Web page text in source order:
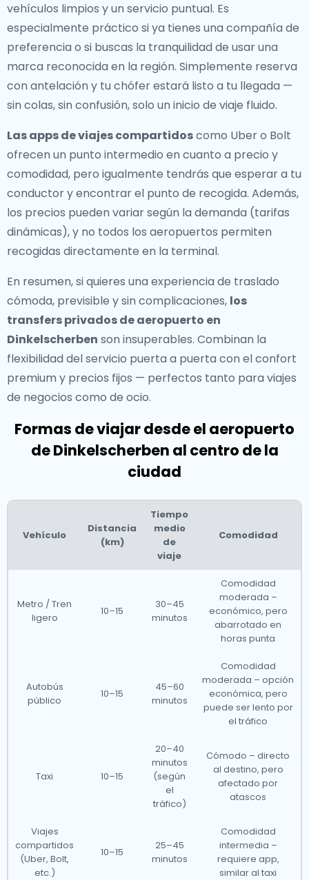
vehículos limpios y un servicio puntual. Es
especialmente práctico si ya tienes una compañía de
preferencia o si buscas la tranquilidad de usar una
marca reconocida en la región. Simplemente reserva
con antelación y tu chófer estará listo a tu llegada —
sin colas, sin confusión, solo un inicio de viaje fluido.
Las apps de viajes compartidoscomo Uber o Bolt
ofrecen un punto intermedio en cuanto a precio y
comodidad, pero igualmente tendrás que esperar a tu
conductor y encontrar el punto de recogida. Además,
los precios pueden variar según la demanda (tarifas
dinámicas), y no todos los aeropuertos permiten
recogidas directamente en la terminal.
En resumen, si quieres una experiencia de traslado
cómoda, previsible y sin complicaciones, los
transfers privados de aeropuerto en
Dinkelscherben son insuperables. Combinan la
flexibilidad del servicio puerta a puerta con el confort
premium y precios fijos — perfectos tanto para viajes
de negocios como de ocio.
Formas de viajar desde el aeropuerto
de Dinkelscherben al centro de la
ciudad
Vehículo
Distancia
(km)
Tiempo
medio
de
viaje
Comodidad
Metro / Tren
ligero
10–15
30–45
minutos
Comodidad
moderada –
económico, pero
abarrotado en
horas punta
Autobús
público
10–15
45–60
minutos
Comodidad
moderada – opción
económica, pero
puede ser lento por
el tráfico
Taxi 10–15
20–40
minutos
(según
el
tráfico)
Cómodo – directo
al destino, pero
afectado por
atascos
Viajes
compartidos
(Uber, Bolt,
etc.)
10–15
25–45
minutos
Comodidad
intermedia –
requiere app,
similar al taxi